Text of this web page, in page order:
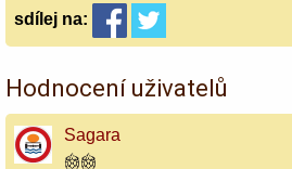
sdílej na:
Hodnocení uživatelů
Sagara